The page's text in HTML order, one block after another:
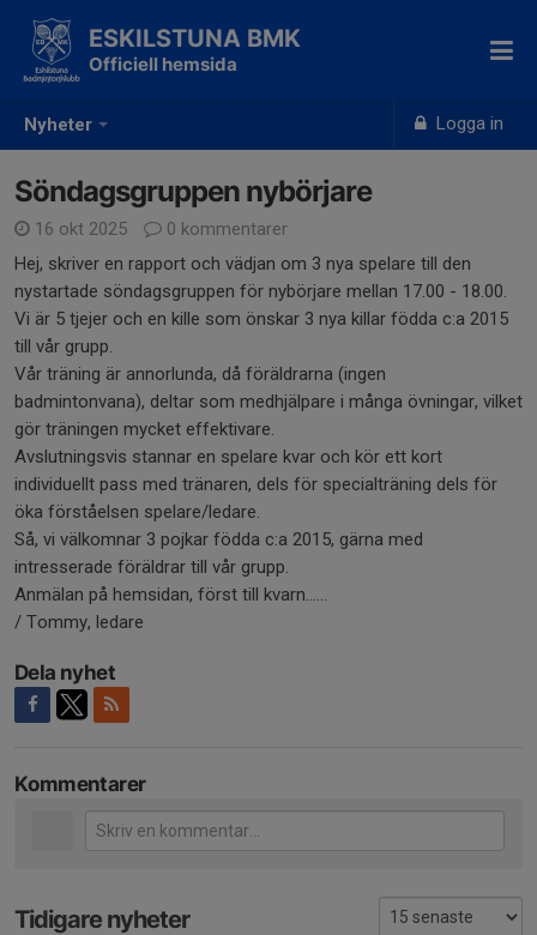
Nyheter Logga in
ESKILSTUNA BMK
Officiell hemsida
Söndagsgruppen nybörjare
16 okt 2025
0 kommentarer
Hej, skriver en rapport och vädjan om 3 nya spelare till den
nystartade söndagsgruppen för nybörjare mellan 17.00 - 18.00.
Vi är 5 tjejer och en kille som önskar 3 nya killar födda c:a 2015
till vår grupp.
Vår träning är annorlunda, då föräldrarna (ingen
badmintonvana), deltar som medhjälpare i många övningar, vilket
gör träningen mycket effektivare.
Avslutningsvis stannar en spelare kvar och kör ett kort
individuellt pass med tränaren, dels för specialträning dels för
öka förståelsen spelare/ledare.
Så, vi välkomnar 3 pojkar födda c:a 2015, gärna med
intresserade föräldrar till vår grupp.
Anmälan på hemsidan, först till kvarn......
/ Tommy, ledare
Dela nyhet
Kommentarer
Tidigare nyheter